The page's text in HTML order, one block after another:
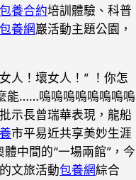
包養合約培訓體驗、科普
包養網巖活動主題公園，
人！壞女人！” ！你怎
能……嗚嗚嗚嗚嗚嗚嗚嗚
示長曾瑞華表現，龍船
市平易近共享美妙生涯
體中間的“一場兩館”，今
文旅活動包養網綜合